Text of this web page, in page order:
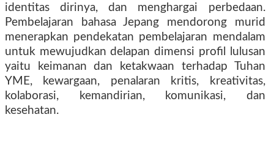
identitas dirinya, dan menghargai perbedaan.
Pembelajaran bahasa Jepang mendorong murid
menerapkan pendekatan pembelajaran mendalam
untuk mewujudkan delapan dimensi profil lulusan
yaitu keimanan dan ketakwaan terhadap Tuhan
YME, kewargaan, penalaran kritis, kreativitas,
kolaborasi, kemandirian, komunikasi, dan
kesehatan.